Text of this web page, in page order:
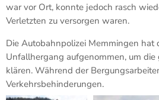
war vor Ort, konnte jedoch rasch
Verletzten zu versorgen waren.
Die Autobahnpolizei Memmingen hat
Unfallhergang aufgenommen, um die
klären. Während der
Verkehrsbehinderungen.